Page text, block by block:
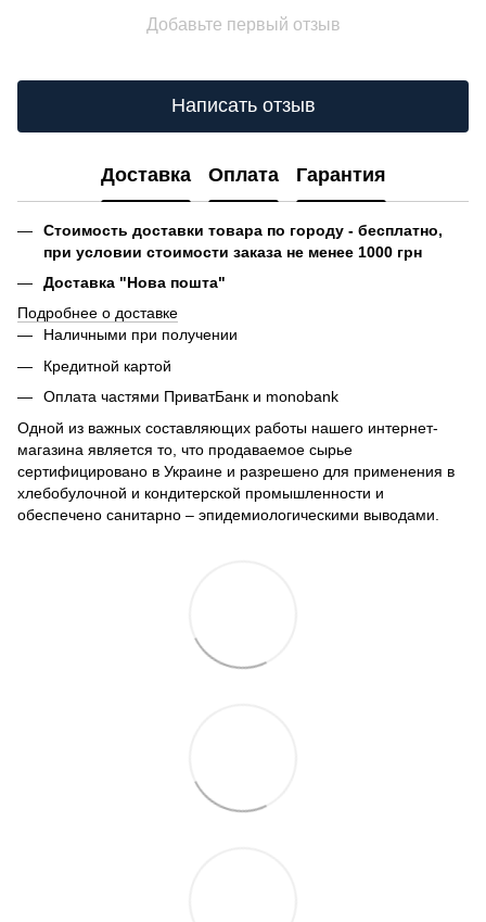
Добавьте первый отзыв
Написать отзыв
Доставка Оплата Гарантия
Стоимость доставки товара по городу - бесплатно,
при условии стоимости заказа не менее 1000 грн
Доставка "Нова пошта"
Подробнее о доставке
Наличными при получении
Кредитной картой
Оплата частями ПриватБанк и monobank
Одной из важных составляющих работы нашего интернет-
магазина является то, что продаваемое сырье
сертифицировано в Украине и разрешено для применения в
хлебобулочной и кондитерской промышленности и
обеспечено санитарно – эпидемиологическими выводами.